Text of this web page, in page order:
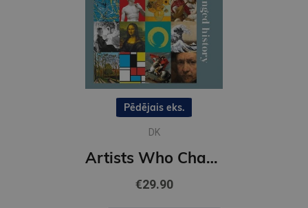
Pēdējais eks.
DK
Artists Who Changed History
€29.90